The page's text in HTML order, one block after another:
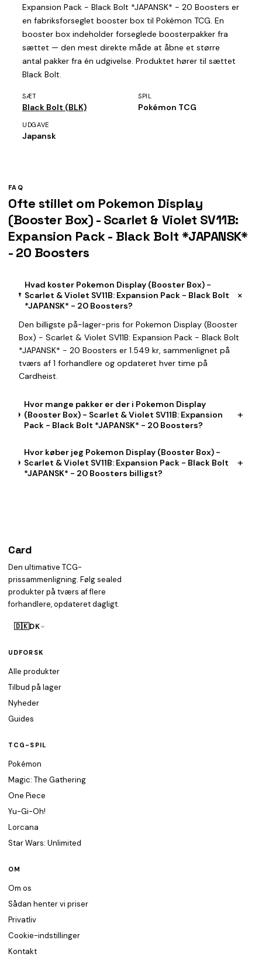
Expansion Pack - Black Bolt *JAPANSK* - 20 Boosters er
en fabriksforseglet booster box til Pokémon TCG. En
booster box indeholder forseglede boosterpakker fra
sættet — den mest direkte måde at åbne et større
antal pakker fra én udgivelse. Produktet hører til sættet
Black Bolt.
SÆT
Black Bolt (BLK)
SPIL
Pokémon TCG
UDGAVE
Japansk
FAQ
Ofte stillet om Pokemon Display
(Booster Box) - Scarlet & Violet SV11B:
Expansion Pack - Black Bolt *JAPANSK*
- 20 Boosters
Hvad koster Pokemon Display (Booster Box) -
Scarlet & Violet SV11B: Expansion Pack - Black Bolt
*JAPANSK* - 20 Boosters?
+
Den billigste på-lager-pris for Pokemon Display (Booster
Box) - Scarlet & Violet SV11B: Expansion Pack - Black Bolt
*JAPANSK* - 20 Boosters er 1.549 kr, sammenlignet på
tværs af 1 forhandlere og opdateret hver time på
Cardheist.
Hvor mange pakker er der i Pokemon Display
(Booster Box) - Scarlet & Violet SV11B: Expansion
Pack - Black Bolt *JAPANSK* - 20 Boosters?
+
Hvor køber jeg Pokemon Display (Booster Box) -
Scarlet & Violet SV11B: Expansion Pack - Black Bolt
*JAPANSK* - 20 Boosters billigst?
+
Card
Den ultimative TCG-
prissammenligning. Følg sealed
produkter på tværs af flere
forhandlere, opdateret dagligt.
🇩🇰DK
UDFORSK
Alle produkter
Tilbud på lager
Nyheder
Guides
TCG-SPIL
Pokémon
Magic: The Gathering
One Piece
Yu-Gi-Oh!
Lorcana
Star Wars: Unlimited
OM
Om os
Sådan henter vi priser
Privatliv
Cookie-indstillinger
Kontakt